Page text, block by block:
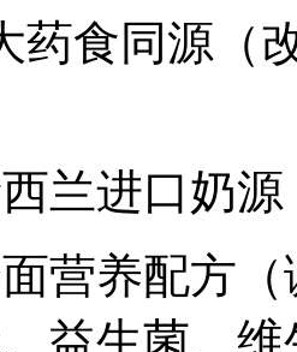
药食同源（
兰进口奶源
营养配方
益生菌、